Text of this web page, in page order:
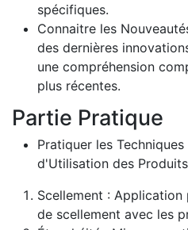
spécifiques.
Connaitre les
des dernières
une compréhension
plus récentes.
Partie Pratique
Pratiquer les
d'Utilisation des
Scellement :
de scellement avec les